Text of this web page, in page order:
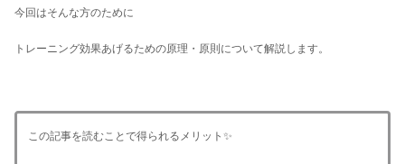
今回はそんな方のために
トレーニング効果あげるための原理・原則について解説します。
この記事を読むことで得られるメリット✨